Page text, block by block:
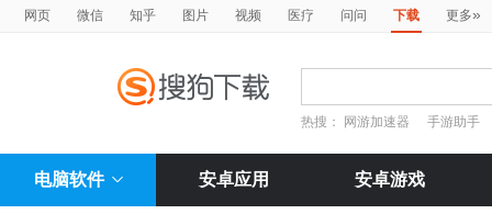
网页 微信 知乎 图片 视频 医疗 问问 下载 更多»
热搜： 网游加速器 手游助手
电脑软件 安卓应用 安卓游戏